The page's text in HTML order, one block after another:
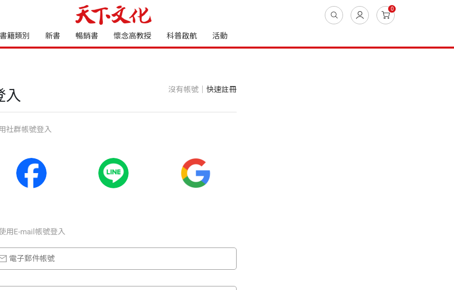
0
書籍類別 新書 暢銷書 懷念高教授 科普啟航 活動
入 沒有帳號｜ 快速註冊
社群帳號登入
⽤E-mail帳號登入